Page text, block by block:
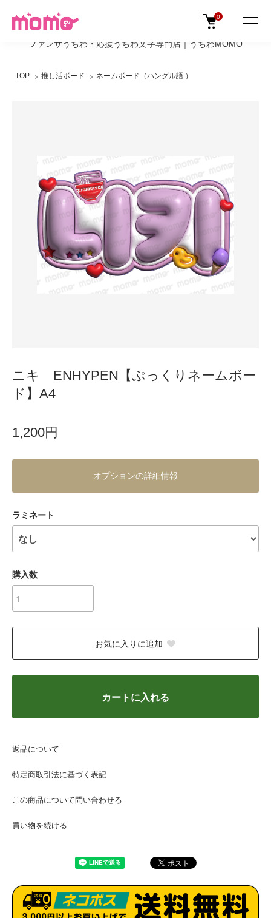
ファンサうちわ・応援うちわ文字専門店｜うちわMOMO
0
TOP 推し活ボード ネームボード（ハングル語 ）
ニキ ENHYPEN【ぷっくりネームボー
ド】A4
1,200円
オプションの詳細情報
ラミネート
購入数
お気に入りに追加
カートに入れる
返品について
特定商取引法に基づく表記
この商品について問い合わせる
買い物を続ける